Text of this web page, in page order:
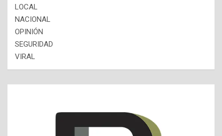
LOCAL
NACIONAL
OPINIÓN
SEGURIDAD
VIRAL